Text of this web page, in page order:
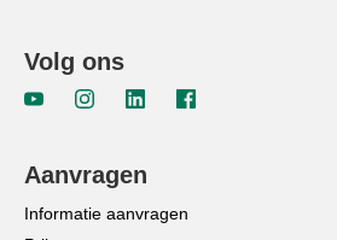
Volg ons
Aanvragen
Informatie aanvragen